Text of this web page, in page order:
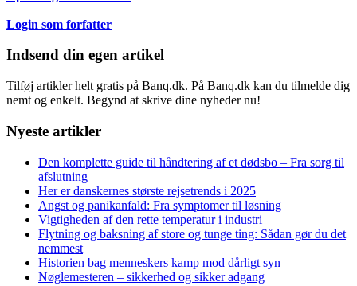
Login som forfatter
Indsend din egen artikel
Tilføj artikler helt gratis på Banq.dk. På Banq.dk kan du tilmelde dig
nemt og enkelt. Begynd at skrive dine nyheder nu!
Nyeste artikler
Den komplette guide til håndtering af et dødsbo – Fra sorg til
afslutning
Her er danskernes største rejsetrends i 2025
Angst og panikanfald: Fra symptomer til løsning
Vigtigheden af den rette temperatur i industri
Flytning og baksning af store og tunge ting: Sådan gør du det
nemmest
Historien bag menneskers kamp mod dårligt syn
Nøglemesteren – sikkerhed og sikker adgang